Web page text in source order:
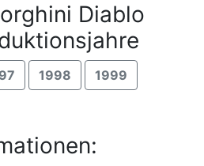
Diablo
1998 1999